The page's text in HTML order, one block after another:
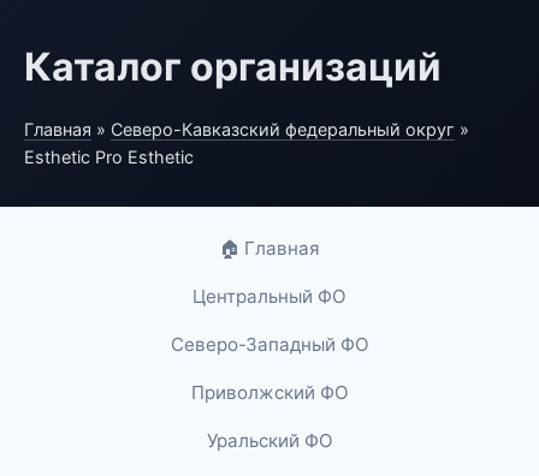
Каталог организаций
Главная » Северо-Кавказский федеральный округ »
Esthetic Pro Esthetic
🏠 Главная
Центральный ФО
Северо-Западный ФО
Приволжский ФО
Уральский ФО